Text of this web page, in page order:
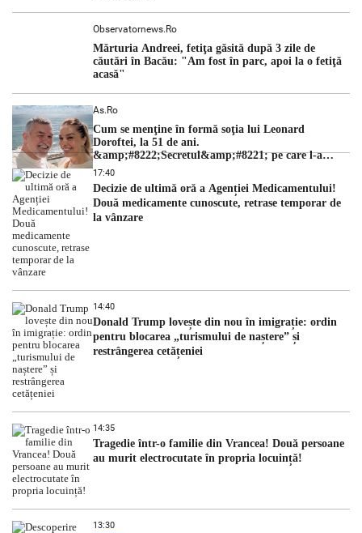
Observatornews.ro
Mărturia Andreei, fetiţa găsită după 3 zile de
căutări în Bacău: "Am fost în parc, apoi la o fetiţă
acasă"
As.ro
Cum se menţine în formă soţia lui Leonard
Doroftei, la 51 de ani.
&amp;#8222;Secretul&amp;#8221; pe care l-a
dezvăluit
17:40
Decizie de ultimă oră a Agenției Medicamentului!
Două medicamente cunoscute, retrase temporar de
la vânzare
14:40
Donald Trump lovește din nou în imigrație: ordin
pentru blocarea „turismului de naștere” și
restrângerea cetățeniei
14:35
Tragedie într-o familie din Vrancea! Două persoane
au murit electrocutate în propria locuință!
13:30